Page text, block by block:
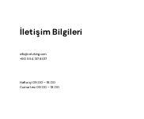
İletişim Bilgileri
info@retzking.com
+90 554 137 8017
Hafta içi 09:00 – 18:00
Cumartesi 09:00 – 18:00